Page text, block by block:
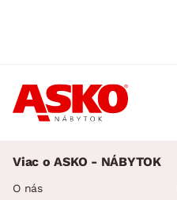
Viac o ASKO - NÁBYTOK
O nás